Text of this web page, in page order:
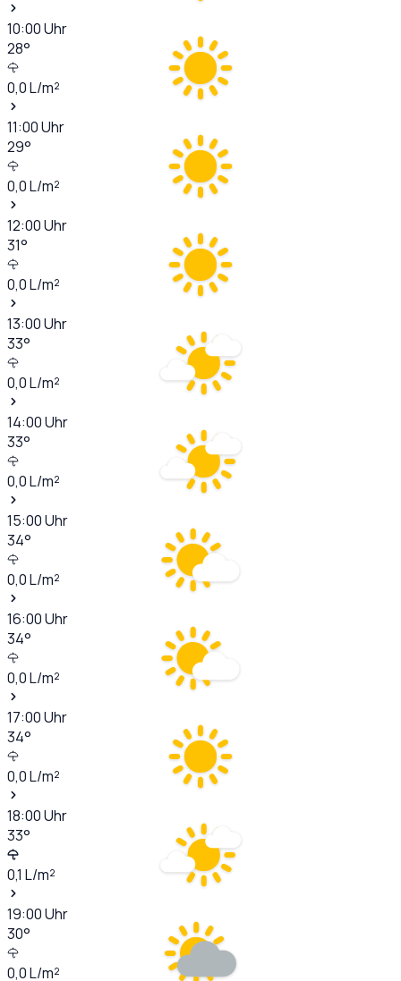
10:00Uhr
28°
0,0L/m²
11:00Uhr
29°
0,0L/m²
12:00Uhr
31°
0,0L/m²
13:00Uhr
33°
0,0L/m²
14:00Uhr
33°
0,0L/m²
15:00Uhr
34°
0,0L/m²
16:00Uhr
34°
0,0L/m²
17:00Uhr
34°
0,0L/m²
18:00Uhr
33°
0,1 L/m²
19:00Uhr
30°
0,0L/m²